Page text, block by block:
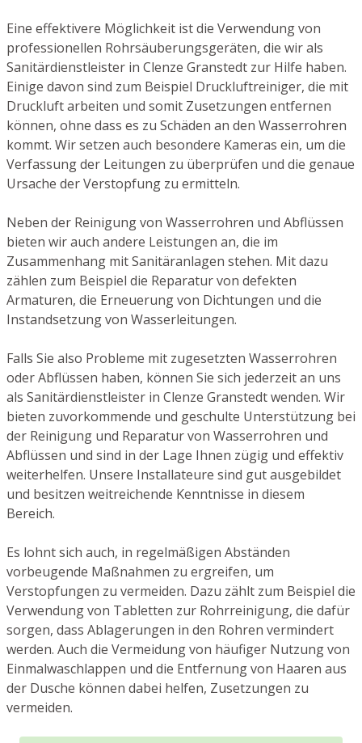
Eine effektivere Möglichkeit ist die Verwendung von
professionellen Rohrsäuberungsgeräten, die wir als
Sanitärdienstleister in Clenze Granstedt zur Hilfe haben.
Einige davon sind zum Beispiel Druckluftreiniger, die mit
Druckluft arbeiten und somit Zusetzungen entfernen
können, ohne dass es zu Schäden an den Wasserrohren
kommt. Wir setzen auch besondere Kameras ein, um die
Verfassung der Leitungen zu überprüfen und die genaue
Ursache der Verstopfung zu ermitteln.
Neben der Reinigung von Wasserrohren und Abflüssen
bieten wir auch andere Leistungen an, die im
Zusammenhang mit Sanitäranlagen stehen. Mit dazu
zählen zum Beispiel die Reparatur von defekten
Armaturen, die Erneuerung von Dichtungen und die
Instandsetzung von Wasserleitungen.
Falls Sie also Probleme mit zugesetzten Wasserrohren
oder Abflüssen haben, können Sie sich jederzeit an uns
als Sanitärdienstleister in Clenze Granstedt wenden. Wir
bieten zuvorkommende und geschulte Unterstützung bei
der Reinigung und Reparatur von Wasserrohren und
Abflüssen und sind in der Lage Ihnen zügig und effektiv
weiterhelfen. Unsere Installateure sind gut ausgebildet
und besitzen weitreichende Kenntnisse in diesem
Bereich.
Es lohnt sich auch, in regelmäßigen Abständen
vorbeugende Maßnahmen zu ergreifen, um
Verstopfungen zu vermeiden. Dazu zählt zum Beispiel die
Verwendung von Tabletten zur Rohrreinigung, die dafür
sorgen, dass Ablagerungen in den Rohren vermindert
werden. Auch die Vermeidung von häufiger Nutzung von
Einmalwaschlappen und die Entfernung von Haaren aus
der Dusche können dabei helfen, Zusetzungen zu
vermeiden.